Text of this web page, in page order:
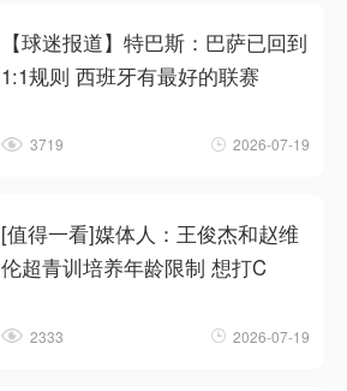
【球迷报道】特巴斯：巴萨已回到
1:1规则 西班牙有最好的联赛
3719 2026-07-19
[值得一看]媒体人：王俊杰和赵维
伦超青训培养年龄限制 想打C
2333 2026-07-19